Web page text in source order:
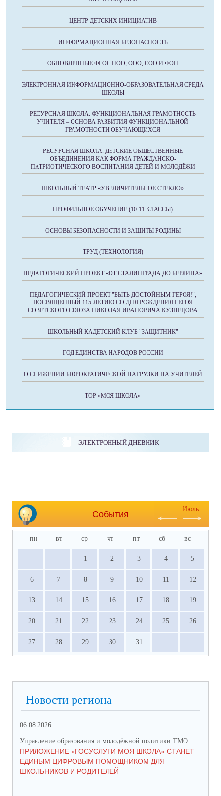
ЦЕНТР ДЕТСКИХ ИНИЦИАТИВ
ИНФОРМАЦИОННАЯ БЕЗОПАСНОСТЬ
ОБНОВЛЕННЫЕ ФГОС НОО, ООО, СОО И ФОП
ЭЛЕКТРОННАЯ ИНФОРМАЦИОННО-ОБРАЗОВАТЕЛЬНАЯ СРЕДА
ШКОЛЫ
РЕСУРСНАЯ ШКОЛА. ФУНКЦИОНАЛЬНАЯ ГРАМОТНОСТЬ
УЧИТЕЛЯ – ОСНОВА РАЗВИТИЯ ФУНКЦИОНАЛЬНОЙ
ГРАМОТНОСТИ ОБУЧАЮЩИХСЯ
РЕСУРСНАЯ ШКОЛА. ДЕТСКИЕ ОБЩЕСТВЕННЫЕ
ОБЪЕДИНЕНИЯ КАК ФОРМА ГРАЖДАНСКО-
ПАТРИОТИЧЕСКОГО ВОСПИТАНИЯ ДЕТЕЙ И МОЛОДЁЖИ
ШКОЛЬНЫЙ ТЕАТР «УВЕЛИЧИТЕЛЬНОЕ СТЕКЛО»
ПРОФИЛЬНОЕ ОБУЧЕНИЕ (10-11 КЛАССЫ)
ОСНОВЫ БЕЗОПАСНОСТИ И ЗАЩИТЫ РОДИНЫ
ТРУД (ТЕХНОЛОГИЯ)
ПЕДАГОГИЧЕСКИЙ ПРОЕКТ «ОТ СТАЛИНГРАДА ДО БЕРЛИНА»
ПЕДАГОГИЧЕСКИЙ ПРОЕКТ "БЫТЬ ДОСТОЙНЫМ ГЕРОЯ!",
ПОСВЯЩЕННЫЙ 115-ЛЕТИЮ СО ДНЯ РОЖДЕНИЯ ГЕРОЯ
СОВЕТСКОГО СОЮЗА НИКОЛАЯ ИВАНОВИЧА КУЗНЕЦОВА
ШКОЛЬНЫЙ КАДЕТСКИЙ КЛУБ "ЗАЩИТНИК"
ГОД ЕДИНСТВА НАРОДОВ РОССИИ
О СНИЖЕНИИ БЮРОКРАТИЧЕСКОЙ НАГРУЗКИ НА УЧИТЕЛЕЙ
ТОР «МОЯ ШКОЛА»
ЭЛЕКТРОННЫЙ ДНЕВНИК
События
Июль
пн вт ср чт пт сб вс
1 2 3 4 5
6 7 8 9 10 11 12
13 14 15 16 17 18 19
20 21 22 23 24 25 26
27 28 29 30 31
Новости региона
06.08.2026
Управление образования и молодёжной политики ТМО
ПРИЛОЖЕНИЕ «ГОСУСЛУГИ МОЯ ШКОЛА» СТАНЕТ
ЕДИНЫМ ЦИФРОВЫМ ПОМОЩНИКОМ ДЛЯ
ШКОЛЬНИКОВ И РОДИТЕЛЕЙ